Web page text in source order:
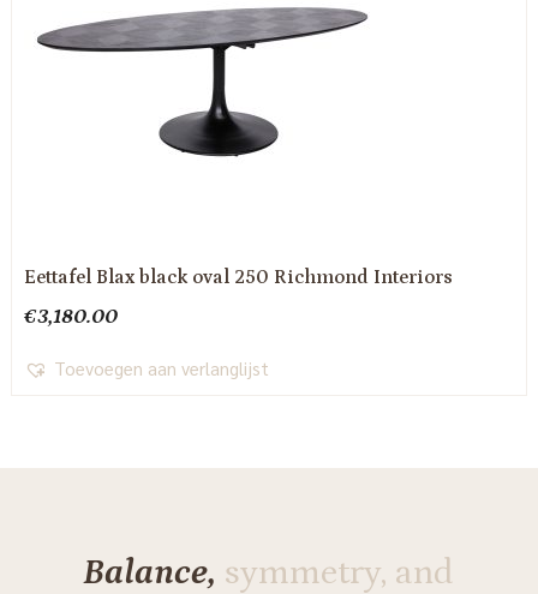
Eettafel Blax black oval 250 Richmond Interiors
€3,180.00
Toevoegen aan verlanglijst
Balance, symmetry, and